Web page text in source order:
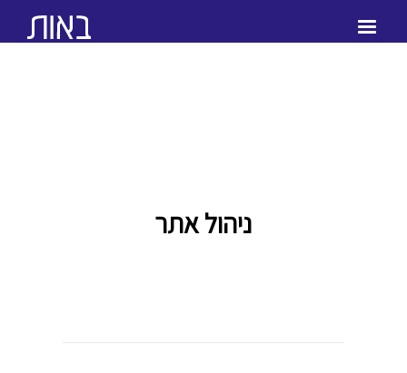
ניהול אתר